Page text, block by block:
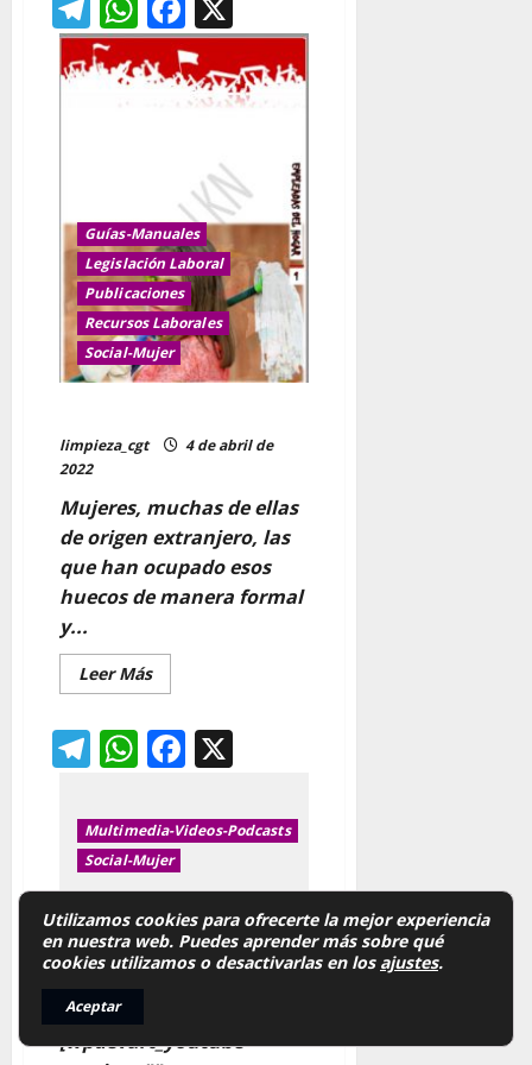
que
edad
tiene
que
empezar
tener
una
pensión
digna?
Guías-Manuales
Legislación Laboral
Publicaciones
Recursos Laborales
Social-Mujer
limpieza_cgt
4 de abril de
2022
Mujeres, muchas de ellas
de origen extranjero, las
que han ocupado esos
huecos de manera formal
y...
Leer MásLeer
más
Guía
empleadas
del
Telegram
WhatsApp
Facebook
Multimedia-Videos-Podcasts
Social-Mujer
VIDEO Zutik- En pie contra las
desigualdades sociales
2020
[wpdevart_youtube
Utilizamos cookies para ofrecerte la mejor experiencia
en nuestra web. Puedes aprender más sobre qué
cookies utilizamos o desactivarlas en los ajustes.
Aceptar